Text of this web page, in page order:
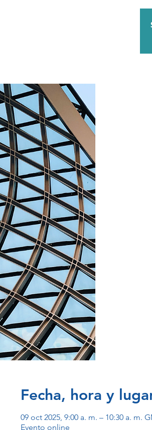
Debido a la situación actual, nuestra
Fecha, hora y
09 oct 2025, 9:00 a. m. – 10:30 a. m.
Evento online